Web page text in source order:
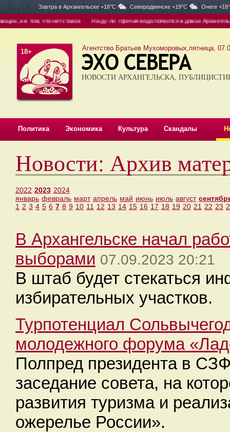
Завтра в Архангельске +18°C Северодвинске +19°C Онеге
что нет ставок На-ду-ли: горячая вода появится в домах Архангельска не
18+ Агентство Братьев Мухоморовых,пятница,
НОВОСТИ АРХАНГЕЛЬСКА,
Политика Экономика Культура Скандалы
Новости: Архив
2022 2023 2024
январь февраль март апрель май июнь июль август
1 2 3 4 5 6 7 8 9 10 11 12 13 14 15 16 17 18 19 20 21 22 23
В Архангельске начал
выборами 07.09.2023 20:21
В штаб будет стекаться
избирательных участков.
Турпотенциал
молодежного форума
Полпред президента в
заседание совета, на
развития туризма и
ожерелье России».